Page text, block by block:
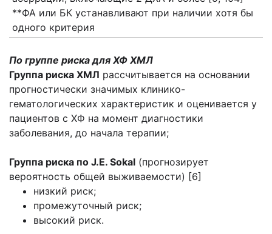
**ФА или БК устанавливают при наличии хотя бы
одного критерия
По группе риска для ХФ ХМЛ
Группа риска ХМЛ рассчитывается на основании
прогностически значимых клинико-
гематологических характеристик и оценивается у
пациентов с ХФ на момент диагностики
заболевания, до начала терапии;
Группа риска по J.E. Sokal (прогнозирует
вероятность общей выживаемости) [6]
низкий риск;
промежуточный риск;
высокий риск.